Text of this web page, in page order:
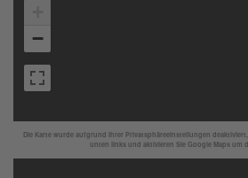
Die Karte wurde aufgrund Ihrer Privatsphäreeinstellungen
unten links und aktivieren Sie Google Maps um
−